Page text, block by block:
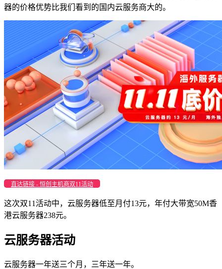
器的价格优势比我们看到的国内云服务商大的。
直达链接 - 恒创主机商双11活动
这次双11活动中，云服务器低至月付13元，年付大带宽50M香
港云服务器238元。
云服务器活动
云服务器一年送三个月，三年送一年。